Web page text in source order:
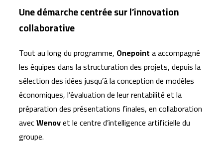
Une démarche centrée sur l’innovation
collaborative
Tout au long du programme, Onepointa accompagné
les équipes dans la structuration des projets, depuis la
sélection des idées jusqu’à la conception de modèles
économiques, l’évaluation de leur rentabilité et la
préparation des présentations finales, en collaboration
avecWenovet le centre d’intelligence artificielle du
groupe.